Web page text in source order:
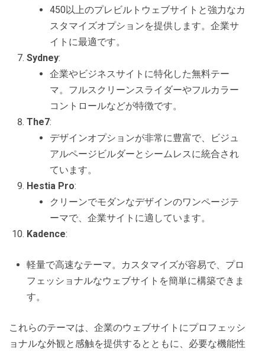
450以上のプレビルトウェブサイトと強力なカ
スタマイズオプションを提供します。企業サ
イトに最適です。
Sydney:
企業やビジネスサイトに特化した無料テー
マ。フルスクリーンスライダーやフルカラー
コントロールなどが特徴です。
The7:
デザインオプションが非常に豊富で、ビジュ
アルページビルダーとシームレスに統合され
ています。
Hestia Pro:
クリーンでモダンなデザインのワンページテ
ーマで、企業サイトに適しています。
Kadence:
軽量で高速なテーマ。カスタマイズが容易で、プロ
フェッショナルなウェブサイトを簡単に構築できま
す。
これらのテーマは、企業のウェブサイトにプロフェッシ
ョナルな外観と感触を提供するとともに、必要な機能性